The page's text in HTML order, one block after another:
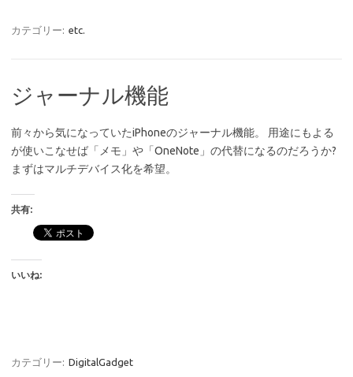
カテゴリー: etc.
ジャーナル機能
前々から気になっていたiPhoneのジャーナル機能。 用途にもよる
が使いこなせば「メモ」や「OneNote」の代替になるのだろうか?
まずはマルチデバイス化を希望。
共有:
いいね:
カテゴリー: DigitalGadget